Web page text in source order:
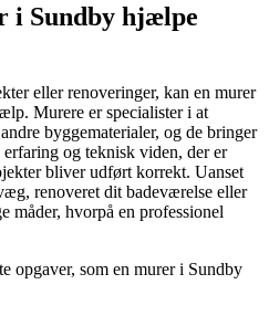
i Sundby hjælpe
eller renoveringer, kan en murer
Murere er specialister i at
byggematerialer, og de bringer
og teknisk viden, der er
bliver udført korrekt. Uanset
renoveret dit badeværelse eller
måder, hvorpå en professionel
opgaver, som en murer i Sundby